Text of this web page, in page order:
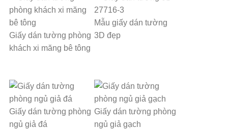
Giấy dán tường phòng
khách xi măng bê tông
Mẫu giấy dán tường
3D đẹp
Giấy dán tường phòng
ngủ giả đá
Giấy dán tường phòng
ngủ giả gạch